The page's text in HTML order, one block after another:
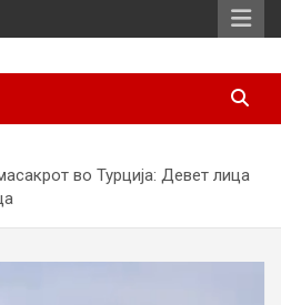
во Турција: Девет лица